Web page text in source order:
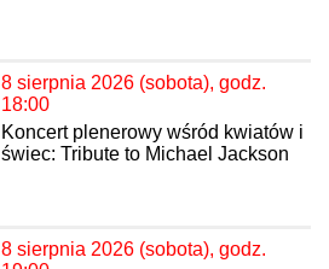
8 sierpnia 2026 (sobota), godz.
18:00
Koncert plenerowy wśród kwiatów i
świec: Tribute to Michael Jackson
8 sierpnia 2026 (sobota), godz.